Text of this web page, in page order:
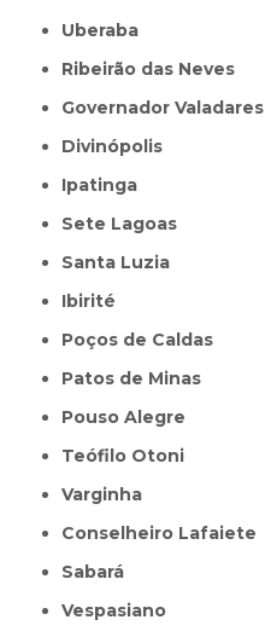
Uberaba
Ribeirão das Neves
Governador Valadares
Divinópolis
Ipatinga
Sete Lagoas
Santa Luzia
Ibirité
Poços de Caldas
Patos de Minas
Pouso Alegre
Teófilo Otoni
Varginha
Conselheiro Lafaiete
Sabará
Vespasiano